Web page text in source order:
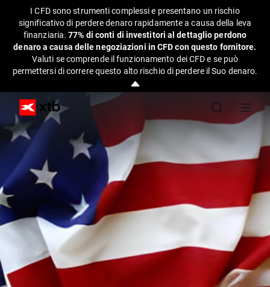
I CFD sono strumenti complessi e presentano un rischio
significativo di perdere denaro rapidamente a causa della leva
finanziaria.77% di conti di investitori al dettaglio perdono
denaro a causa delle negoziazioni in CFD con questo fornitore.
Valuti se comprende il funzionamento dei CFD e se può
permettersi di correre questo alto rischio di perdere il Suo denaro.